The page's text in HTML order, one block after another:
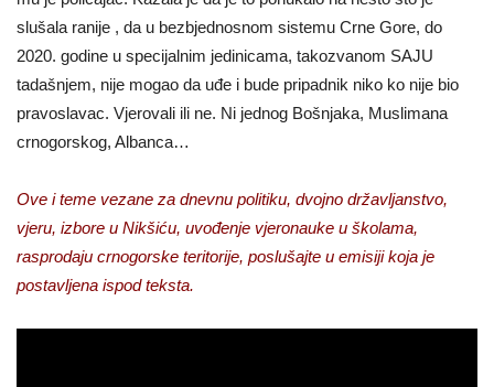
slušala ranije , da u bezbjednosnom sistemu Crne Gore, do
2020. godine u specijalnim jedinicama, takozvanom SAJU
tadašnjem, nije mogao da uđe i bude pripadnik niko ko nije bio
pravoslavac. Vjerovali ili ne. Ni jednog Bošnjaka, Muslimana
crnogorskog, Albanca…
Ove i teme vezane za dnevnu politiku, dvojno državljanstvo,
vjeru, izbore u Nikšiću, uvođenje vjeronauke u školama,
rasprodaju crnogorske teritorije, poslušajte u emisiji koja je
postavljena ispod teksta.